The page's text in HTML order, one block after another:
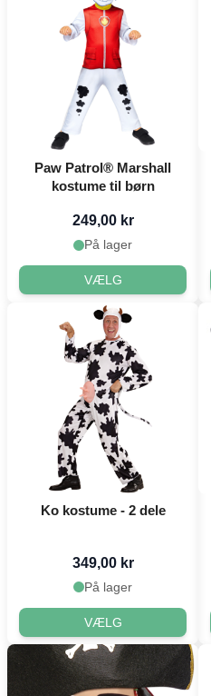
Paw Patrol® Marshall
kostume til børn
249,00 kr
På lager
VÆLG
Ko kostume - 2 dele
349,00 kr
På lager
VÆLG